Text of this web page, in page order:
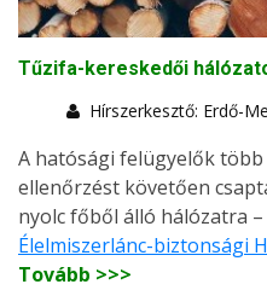
Tűzifa-kereskedői
Hírszerkesztő: Erdő-
A hatósági felügyelők
ellenőrzést követően
nyolc főből álló hálózatra
Élelmiszerlánc-biztonsági
Tovább >>>